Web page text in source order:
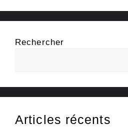
Rechercher
Articles récents